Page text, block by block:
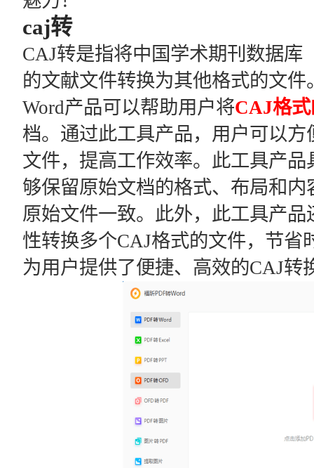
caj转
CAJ转是指将中国学术期刊数据库
的文献文件转换为其他格式的文
Word产品可以帮助用户将CAJ格
档。通过此工具产品，用户可以
文件，提高工作效率。此工具产
够保留原始文档的格式、布局和
原始文件一致。此外，此工具产
性转换多个CAJ格式的文件，节省
为用户提供了便捷、高效的CAJ转